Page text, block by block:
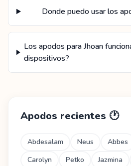
Donde puedo usar los
Los apodos para Jhoan
dispositivos?
Apodos recientes 🕐
Abdesalam Neus Abbes
Carolyn
Petko Jazmina